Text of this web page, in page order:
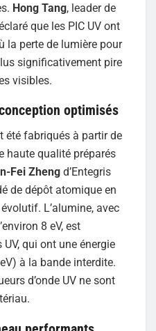
Hong Tang, leader de
que les PIC UV ont
la perte de lumière pour
significativement pire
visibles.
optimisés
été fabriqués à partir de
haute qualité préparés
Fei Zheng d’Entegris
de dépôt atomique en
L’alumine, avec
8 eV, est
qui ont une énergie
à la bande interdite.
d’onde UV ne sont